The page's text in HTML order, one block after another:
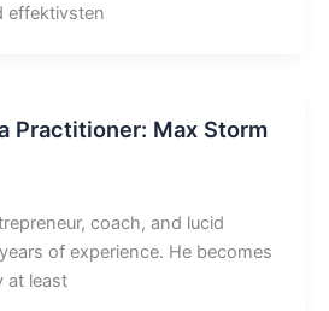
effektivsten
Practitioner: Max Storm
coach, and lucid
of experience. He becomes
at least